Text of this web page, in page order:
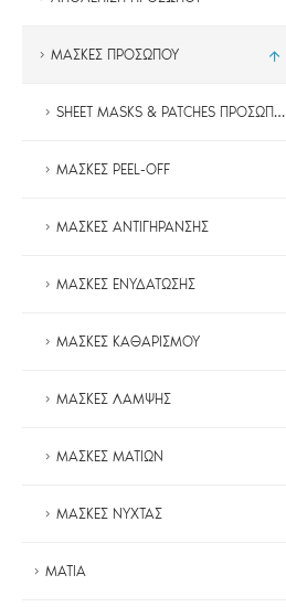
ΜΑΣΚΕΣ ΠΡΟΣΩΠΟΥ
SHEET MASKS & PATCHES ΠΡΟΣΩΠΟΥ
ΜΑΣΚΕΣ PEEL-OFF
ΜΑΣΚΕΣ ΑΝΤΙΓΗΡΑΝΣΗΣ
ΜΑΣΚΕΣ ΕΝΥΔΑΤΩΣΗΣ
ΜΑΣΚΕΣ ΚΑΘΑΡΙΣΜΟΥ
ΜΑΣΚΕΣ ΛΑΜΨΗΣ
ΜΑΣΚΕΣ ΜΑΤΙΩΝ
ΜΑΣΚΕΣ ΝΥΧΤΑΣ
ΜΑΤΙΑ